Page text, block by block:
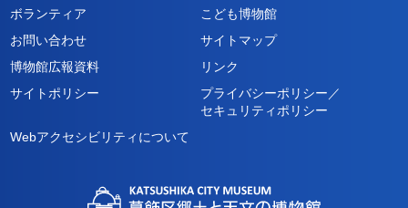
ボランティア
こども博物館
お問い合わせ
サイトマップ
博物館広報資料
リンク
サイトポリシー
プライバシーポリシー／
セキュリティポリシー
Webアクセシビリティについて